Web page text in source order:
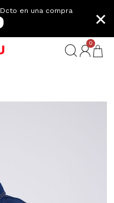
Dcto en una compra
×
0